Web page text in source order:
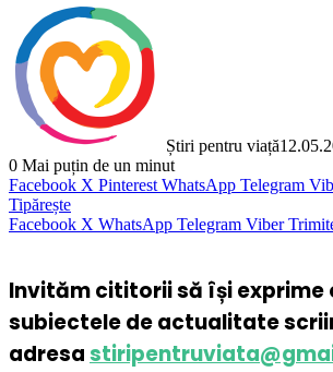
Știri pentru viață
0 Mai puțin de un minut
Facebook X Pinterest WhatsApp Telegram
Tipărește
Facebook X WhatsApp Telegram Viber
Invităm cititorii să își exprime
subiectele de actualitate
adresa